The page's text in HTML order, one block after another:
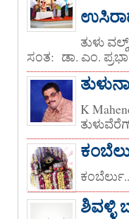
ತುಳು
ಸಂತ: ಡಾ. ಎಂ.
K
ಶಿವಳ್ಳಿ